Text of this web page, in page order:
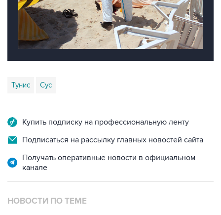
Тунис Сус
Купить подписку на профессиональную ленту
Подписаться на рассылку главных новостей сайта
Получать оперативные новости в официальном
канале
НОВОСТИ ПО ТЕМЕ